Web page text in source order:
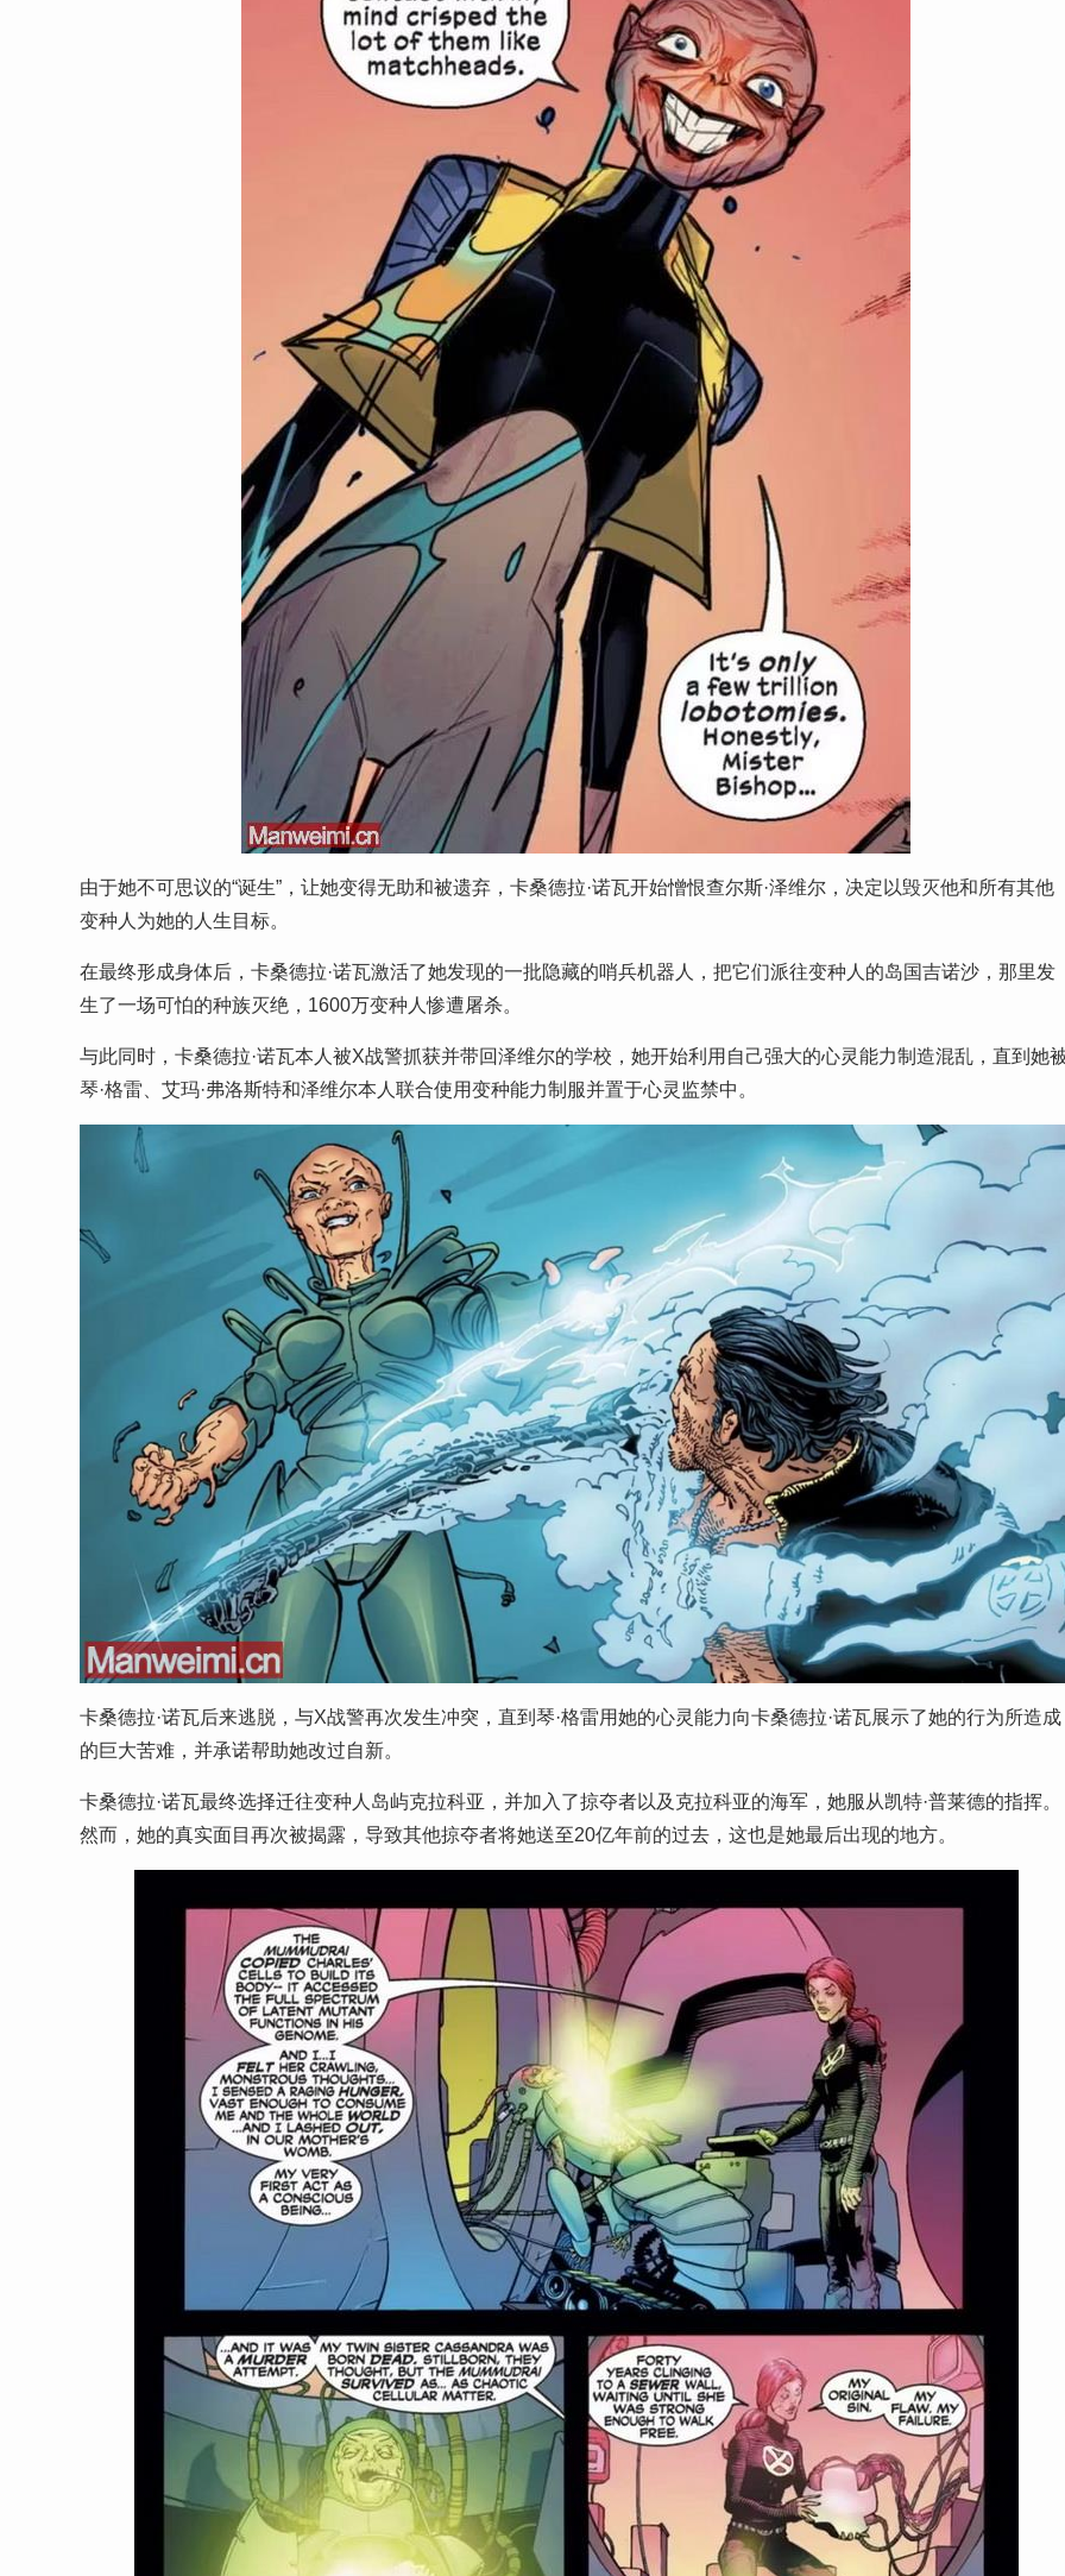
由于她不可思议的“诞生”，让她变得无助和被遗弃，卡桑德拉·诺瓦开始憎恨查尔斯·泽维尔，决定以毁灭他和所有其他
变种人为她的人生目标。
在最终形成身体后，卡桑德拉·诺瓦激活了她发现的一批隐藏的哨兵机器人，把它们派往变种人的岛国吉诺沙，那里发
生了一场可怕的种族灭绝，1600万变种人惨遭屠杀。
与此同时，卡桑德拉·诺瓦本人被X战警抓获并带回泽维尔的学校，她开始利用自己强大的心灵能力制造混乱，直到她
琴·格雷、艾玛·弗洛斯特和泽维尔本人联合使用变种能力制服并置于心灵监禁中。
卡桑德拉·诺瓦后来逃脱，与X战警再次发生冲突，直到琴·格雷用她的心灵能力向卡桑德拉·诺瓦展示了她的行为所造成
的巨大苦难，并承诺帮助她改过自新。
卡桑德拉·诺瓦最终选择迁往变种人岛屿克拉科亚，并加入了掠夺者以及克拉科亚的海军，她服从凯特·普莱德的指挥。
然而，她的真实面目再次被揭露，导致其他掠夺者将她送至20亿年前的过去，这也是她最后出现的地方。